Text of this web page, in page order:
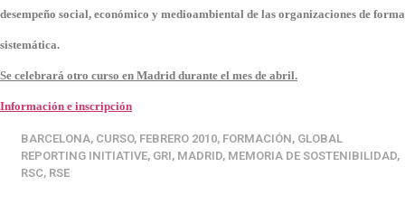
desempeño social, económico y medioambiental de las organizaciones de forma
sistemática.
Se celebrará otro curso en Madrid durante el mes de abril.
Información e inscripción
BARCELONA, CURSO, FEBRERO 2010, FORMACIÓN, GLOBAL
REPORTING INITIATIVE, GRI, MADRID, MEMORIA DE SOSTENIBILIDAD,
RSC, RSE